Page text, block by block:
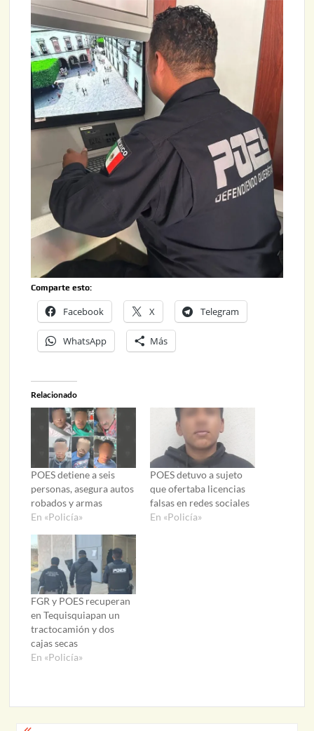
Comparte esto:
Facebook X Telegram
WhatsApp Más
Relacionado
POES detiene a seis
personas, asegura autos
robados y armas
En «Policía»
POES detuvo a sujeto
que ofertaba licencias
falsas en redes sociales
En «Policía»
FGR y POES recuperan
en Tequisquiapan un
tractocamión y dos
cajas secas
En «Policía»